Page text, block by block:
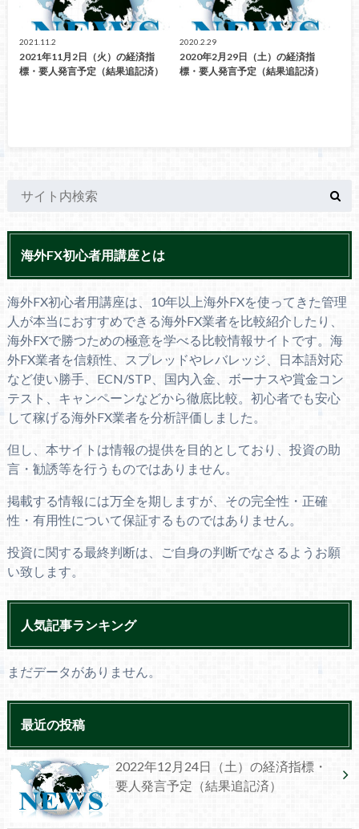
2021.11.2
2021年11月2日（火）の経済指
標・要人発言予定（結果追記済）
2020.2.29
2020年2月29日（土）の経済指
標・要人発言予定（結果追記済）
海外FX初心者用講座とは
海外FX初心者用講座は、10年以上海外FXを使ってきた管理
人が本当におすすめできる海外FX業者を比較紹介したり、
海外FXで勝つための極意を学べる比較情報サイトです。海
外FX業者を信頼性、スプレッドやレバレッジ、日本語対応
など使い勝手、ECN/STP、国内入金、ボーナスや賞金コン
テスト、キャンペーンなどから徹底比較。初心者でも安心
して稼げる海外FX業者を分析評価しました。
但し、本サイトは情報の提供を目的としており、投資の助
言・勧誘等を行うものではありません。
掲載する情報には万全を期しますが、その完全性・正確
性・有用性について保証するものではありません。
投資に関する最終判断は、ご自身の判断でなさるようお願
い致します。
人気記事ランキング
まだデータがありません。
最近の投稿
2022年12月24日（土）の経済指標・
要人発言予定（結果追記済）